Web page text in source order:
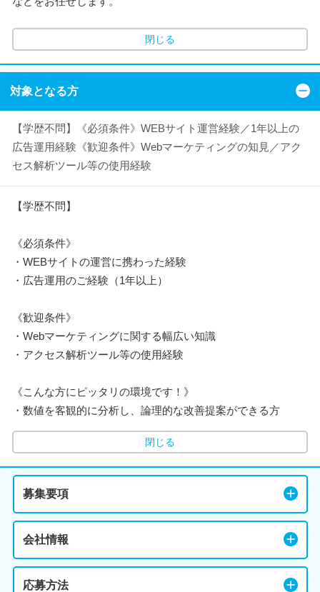
閉じる
対象となる方
【学歴不問】《必須条件》WEBサイト運営経験／1年以上の
広告運用経験《歓迎条件》Webマーケティングの知見／アク
セス解析ツール等の使用経験
【学歴不問】
《必須条件》
・WEBサイトの運営に携わった経験
・広告運用のご経験（1年以上）
《歓迎条件》
・Webマーケティングに関する幅広い知識
・アクセス解析ツール等の使用経験
《こんな方にピッタリの環境です！》
・数値を客観的に分析し、論理的な改善提案ができる方
閉じる
募集要項
会社情報
応募方法